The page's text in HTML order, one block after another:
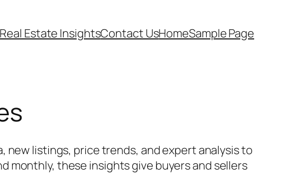
Estate InsightsContact UsHomeSample Page
new listings, price trends, and expert analysis to
monthly, these insights give buyers and sellers